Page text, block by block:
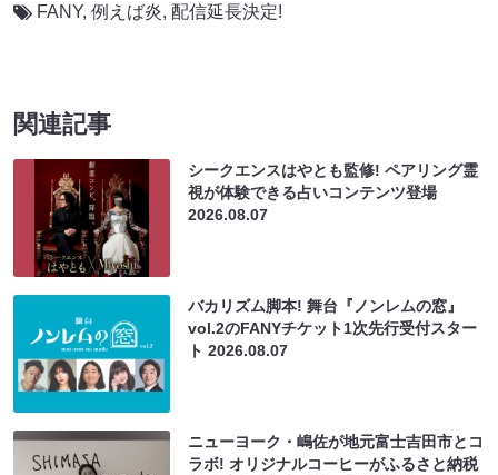
FANY, 例えば炎, 配信延長決定!
関連記事
シークエンスはやとも監修! ペアリング霊
視が体験できる占いコンテンツ登場
2026.08.07
バカリズム脚本! 舞台『ノンレムの窓』
vol.2のFANYチケット1次先行受付スター
ト2026.08.07
ニューヨーク・嶋佐が地元富士吉田市とコ
ラボ! オリジナルコーヒーがふるさと納税